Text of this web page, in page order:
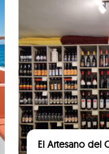
El Artesano del